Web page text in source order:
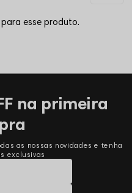
esse produto.
na primeira
as nossas novidades e tenha
exclusivas